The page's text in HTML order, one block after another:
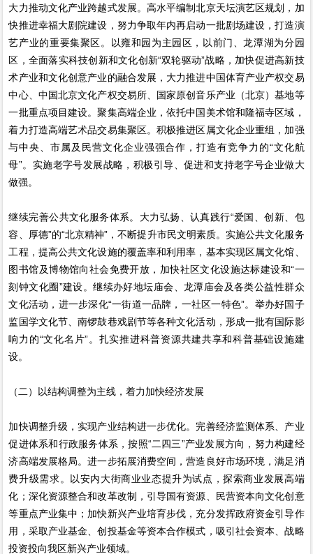
大力推动文化产业跨越式发展。高水平编制北京天坛演艺区规划，加
快推进幸福大剧院建设，努力争取年内再启动一批剧场建设，打造演
艺产业的重要集聚区。以雍和园为主园区，以前门、龙潭湖为分园
区，全面落实科技创新和文化创新“双轮驱动”战略，加快促进高新技
术产业和文化创意产业的融合发展，大力推进中国体育产业产权交易
中心、中国北京文化产权交易所、国家原创音乐产业（北京）基地等
一批重点项目建设。聚集高端企业，依托中国美术馆和隆福寺区域，
着力打造高端艺术品交易集聚区。积极推进区属文化企业重组，加强
与中央、市属及民营文化企业强强合作，打造有竞争力的“文化航
母”。实施老字号发展战略，积极引导、促进和支持老字号企业做大
做强。
继续完善公共文化服务体系。大力弘扬、认真践行“爱国、创新、包
容、厚德”的“北京精神”，不断提升市民文明素质。实施公共文化服务
工程，提高公共文化设施的覆盖率和利用率，基本实现区属文化馆、
图书馆及博物馆向社会免费开放，加快社区文化设施达标建设和“一
刻钟文化圈”建设。继续办好地坛庙会、龙潭庙会及各类公益性群众
文化活动，进一步深化“一街道一品牌，一社区一特色”。举办好国子
监国学文化节、南锣鼓巷戏剧节等各种文化活动，形成一批有国际影
响力的“文化名片”。扎实推进科普资源共建共享和科普基础设施建
设。
（二）以结构调整为主线，着力加快经济发展
加快调整升级，实现产业结构进一步优化。完善经济监测体系、产业
促进体系和行政服务体系，按照“二四三”产业发展方向，努力构建经
济高端发展格局。进一步拓展消费空间，营造良好市场环境，满足消
费升级需求。以安内大街商业业态提升为试点，探索商业发展高端
化；深化资源整合和改革改制，引导国有资源、民营资本向文化创意
等重点产业集中；加快新兴产业培育步伐，充分发挥政府资金引导作
用，采取产业基金、创投基金等资本合作模式，吸引社会资本、战略
投资投向我区新兴产业领域。